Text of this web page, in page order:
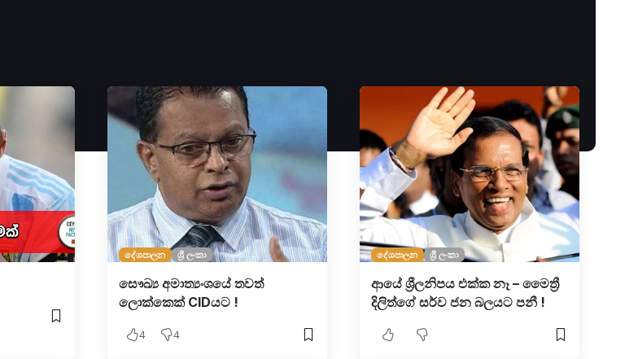
දේශපාලන ශ්‍රී ලංකා
සෞඛ්‍ය අමාත්‍යංශයේ තවත්
ලොක්කෙක් CIDයට !
4 4
දේශපාලන ශ්‍රී ලංකා
ආයේ ශ්‍රීලනිපය එක්ක නෑ – මෛත්‍රී
දිලිත්ගේ සර්ව ජන බලයට පනී !